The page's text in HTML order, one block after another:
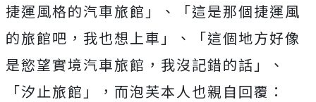
捷運風格的汽車旅館」、「這是那個捷運風
的旅館吧，我也想上車」、「這個地方好像
是慾望實境汽車旅館，我沒記錯的話」、
「汐止旅館」，而泡芙本人也親自回覆：